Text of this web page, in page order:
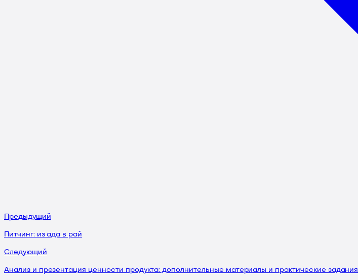
Предыдущий
Питчинг: из ада в рай
Следующий
Анализ и презентация ценности продукта: дополнительные материалы и практические задания